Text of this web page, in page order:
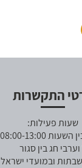
התקשרות
שעות פעילות:
08:00-13:00
וערבי חג בין סגור
ובמועדי ישראל